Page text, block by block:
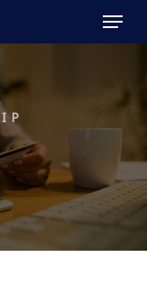
Menu